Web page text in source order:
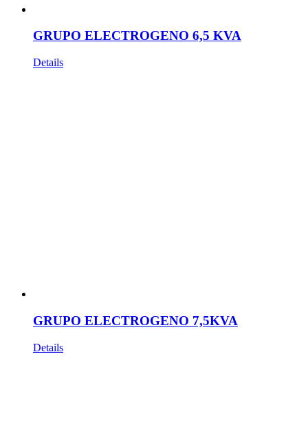
GRUPO ELECTROGENO 6,5 KVA
Details
GRUPO ELECTROGENO 7,5KVA
Details